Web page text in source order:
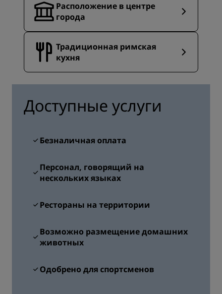
Расположение в центре
города
Традиционная римская
кухня
Доступные услуги
Безналичная оплата
Персонал, говорящий на
нескольких языках
Рестораны на территории
Возможно размещение домашних
животных
Одобрено для спортсменов